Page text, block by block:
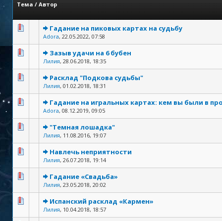
Тема / Автор
Гадание на пиковых картах на судьбу
Adora, 22.05.2022, 07:58
Зазыв удачи на 6 бубен
Лилия, 28.06.2018, 18:35
Расклад "Подкова судьбы"
Лилия, 01.02.2018, 18:31
Гадание на игральных картах: кем вы были в
Adora, 08.12.2019, 09:05
"Темная лошадка"
Лилия, 11.08.2016, 19:07
Навлечь неприятности
Лилия, 26.07.2018, 19:14
Гадание «Свадьба»
Лилия, 23.05.2018, 20:02
Испанский расклад «Кармен»
Лилия, 10.04.2018, 18:57